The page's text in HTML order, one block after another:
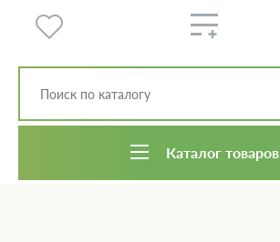
Каталог товаров